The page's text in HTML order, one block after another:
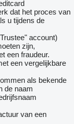
dat het proces van
u tijdens de
account)
zijn,
een fraudeur.
een vergelijkbare
als bekende
de naam
van een